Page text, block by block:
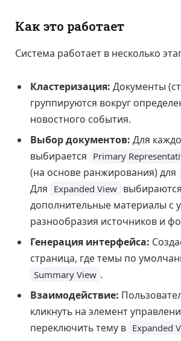
Как это работает
Система работает в несколько
Кластеризация: Документы
группируются вокруг
новостного события.
Выбор документов: Для
выбирается Primary
(на основе ранжирования) для
Для Expanded View выбираются
дополнительные материалы с
разнообразия источников и
Генерация интерфейса:
страница, где темы по
Summary View .
Взаимодействие:
кликнуть на элемент
переключить тему в Expanded